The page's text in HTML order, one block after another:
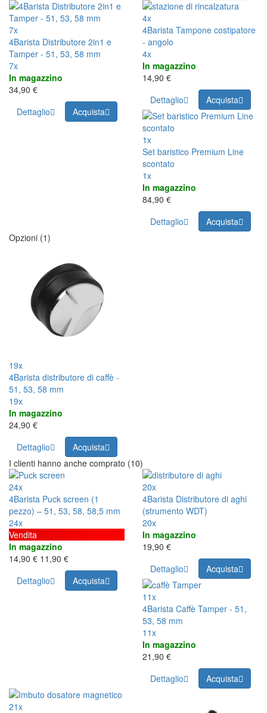
7x
4Barista Distributore 2in1 e
Tamper - 51, 53, 58 mm
7x
In magazzino
34,90 €
Dettaglio
Acquista
4x
4Barista Tampone costipatore
- angolo
4x
In magazzino
14,90 €
Dettaglio
Acquista
1x
Set baristico Premium Line
scontato
1x
In magazzino
84,90 €
Dettaglio
Acquista
Opzioni (1)
19x
4Barista distributore di caffè -
51, 53, 58 mm
19x
In magazzino
24,90 €
Dettaglio
Acquista
I clienti hanno anche comprato (10)
24x
4Barista Puck screen (1
pezzo) – 51, 53, 58, 58,5 mm
24x
Vendita
In magazzino
14,90 € 11,90 €
Dettaglio
Acquista
20x
4Barista Distributore di aghi
(strumento WDT)
20x
In magazzino
19,90 €
Dettaglio
Acquista
11x
4Barista Caffè Tamper - 51,
53, 58 mm
11x
In magazzino
21,90 €
Dettaglio
Acquista
21x